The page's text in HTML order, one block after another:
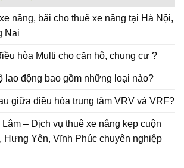
nâng, bãi cho thuê xe nâng tại Hà Nội,
Nai
hòa Multi cho căn hộ, chung cư ?
lao động bao gồm những loại nào?
giữa điều hòa trung tâm VRV và VRF?
– Dịch vụ thuê xe nâng kẹp cuộn
Hưng Yên, Vĩnh Phúc chuyên nghiệp